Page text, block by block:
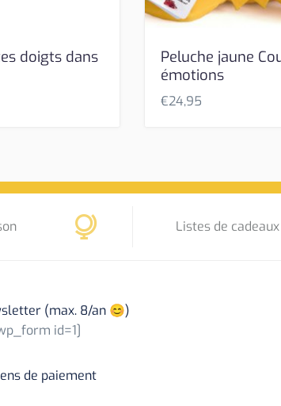
doigts dans
Peluche jaune
émotions
€24,95
Listes de cadeaux
(max. 8/an 😊)
id=1]
de paiement